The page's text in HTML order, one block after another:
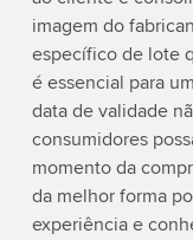
imagem do
específico de lote
é essencial para
data de validade
consumidores
momento da
da melhor forma
experiência e